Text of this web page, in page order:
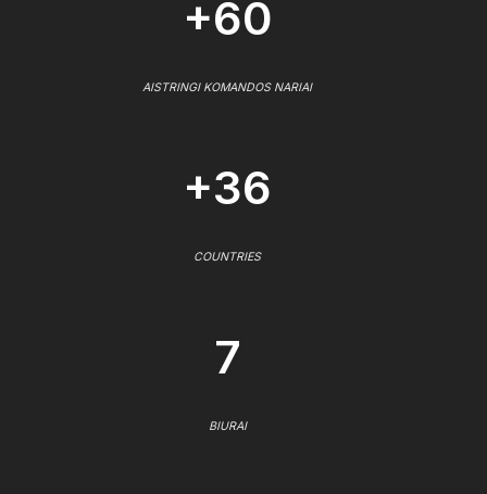
+60
AISTRINGI KOMANDOS NARIAI
+36
COUNTRIES
7
BIURAI